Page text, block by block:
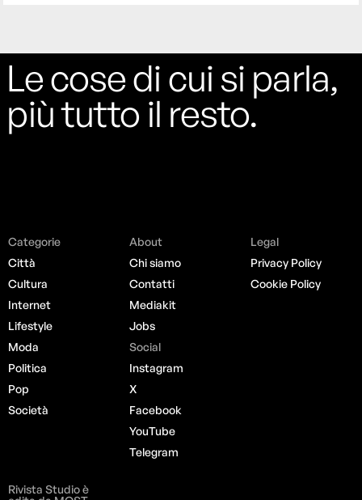
Le cose di cui si parla,
più tutto il resto.
Categorie
Città
Cultura
Internet
Lifestyle
Moda
Politica
Pop
Società
About
Chi siamo
Contatti
Mediakit
Jobs
Social
Instagram
X
Facebook
YouTube
Telegram
Legal
Privacy Policy
Cookie Policy
Rivista Studio è